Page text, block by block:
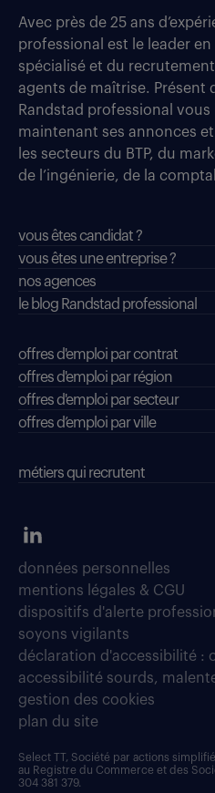
Avec près de 25 ans
professional est le leader en
spécialisé et du
agents de maîtrise. Présent
Randstad professional
maintenant ses annonces
les secteurs du BTP, du
de l’ingénierie, de la
vous êtes candidat ?
vous êtes une entreprise ?
nos agences
le blog Randstad professional
offres d'emploi par contrat
offres d'emploi par région
offres d'emploi par secteur
offres d’emploi par ville
métiers qui recrutent
données personnelles
mentions légales & CGU
dispositifs d'alerte
soyons vigilants
déclaration d'accessibilité :
accessibilité sourds,
gestion des cookies
plan du site
Select TT, Société par actions
au Registre du Commerce et des
304 381 379.